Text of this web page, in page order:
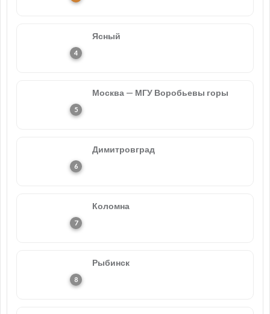
Ясный
Москва — МГУ Воробьевы горы
Димитровград
Коломна
Рыбинск